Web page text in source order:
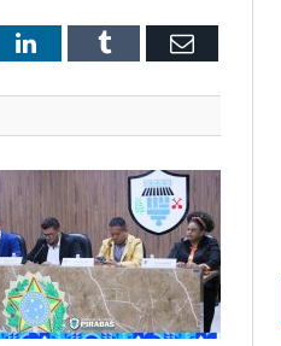
LinkedInTumblr Email